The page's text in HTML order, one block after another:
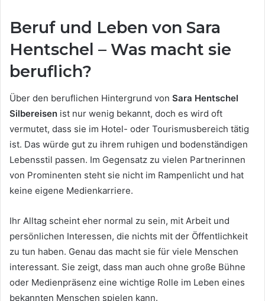
Beruf und Leben von Sara
Hentschel – Was macht sie
beruflich?
Über den beruflichen Hintergrund von Sara Hentschel
Silbereisen ist nur wenig bekannt, doch es wird oft
vermutet, dass sie im Hotel- oder Tourismusbereich tätig
ist. Das würde gut zu ihrem ruhigen und bodenständigen
Lebensstil passen. Im Gegensatz zu vielen Partnerinnen
von Prominenten steht sie nicht im Rampenlicht und hat
keine eigene Medienkarriere.
Ihr Alltag scheint eher normal zu sein, mit Arbeit und
persönlichen Interessen, die nichts mit der Öffentlichkeit
zu tun haben. Genau das macht sie für viele Menschen
interessant. Sie zeigt, dass man auch ohne große Bühne
oder Medienpräsenz eine wichtige Rolle im Leben eines
bekannten Menschen spielen kann.